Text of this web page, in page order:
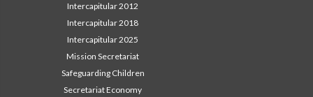
Intercapitular 2012
Intercapitular 2018
Intercapitular 2025
Mission Secretariat
Safeguarding Children
Secretariat Economy